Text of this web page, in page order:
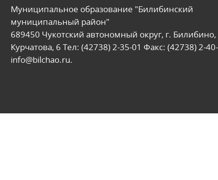
Муниципальное образование "Билибинский
муниципальный район"
689450 Чукотский автономный округ, г. Билибино,
Курчатова, 6 Тел: (42738) 2-35-01 Факс: (42738) 2-
info@bilchao.ru.